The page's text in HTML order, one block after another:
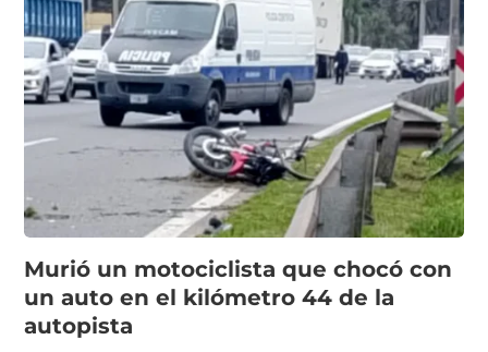
Murió un motociclista que chocó con
un auto en el kilómetro 44 de la
autopista